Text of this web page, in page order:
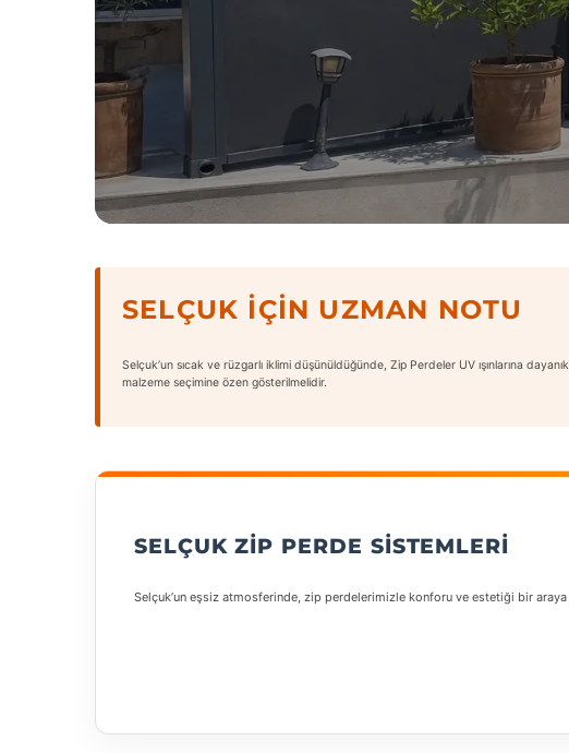
SELÇUK İÇIN UZMAN NOTU
Selçuk’un sıcak ve rüzgarlı iklimi düşünüldüğünde, Zip Perdeler UV ışınlarına
malzeme seçimine özen gösterilmelidir.
SELÇUK ZIP PERDE SISTEMLERI
Selçuk’un eşsiz atmosferinde, zip perdelerimizle konforu ve estetiği bir